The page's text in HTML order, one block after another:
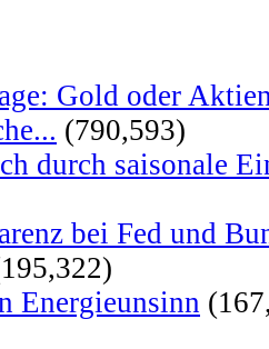
Gold oder
(790,593)
durch saisonale
bei Fed und
Energieunsinn